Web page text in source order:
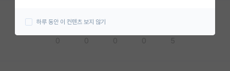
연구실(PI) 홍보 게시판
하루 동안 이 컨텐츠 보지 않기